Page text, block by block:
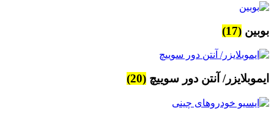
بوبین (17)
ایموبلایزر/ آنتن دور سوییچ (20)